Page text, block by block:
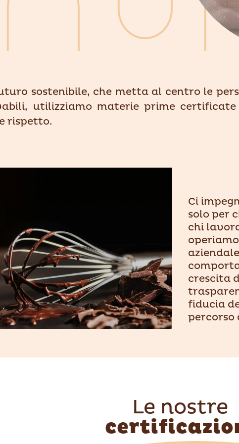
sostenibile, che metta al centro le
utilizziamo materie prime
rispetto.
Ci
solo per
chi
crescita
fiducia
percorso
Le nostre